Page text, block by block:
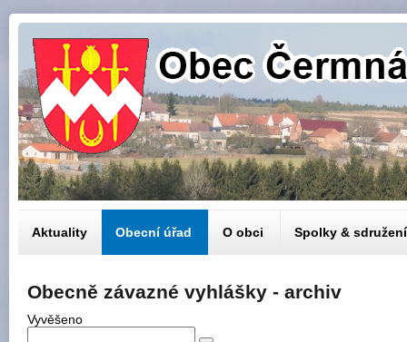
Aktuality Obecní úřad O obci Spolky & sdružení
Obecně závazné vyhlášky - archiv
Vyvěšeno